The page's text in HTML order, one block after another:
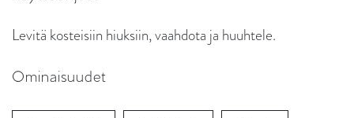
Levitä kosteisiin hiuksiin, vaahdota ja huuhtele.
Ominaisuudet